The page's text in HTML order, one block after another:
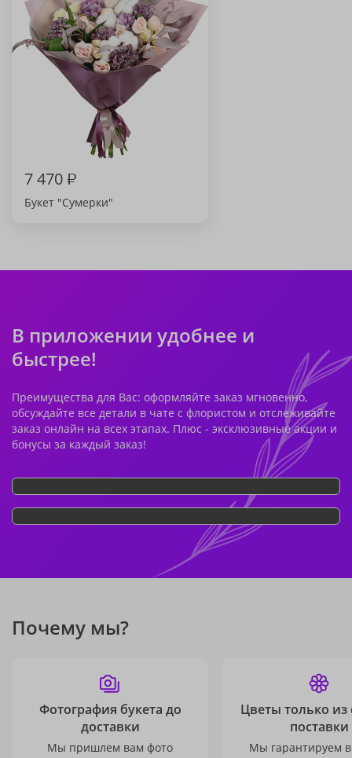
7 470₽
Букет "Сумерки"
В приложении удобнее и
быстрее!
Преимущества для Вас: оформляйте заказ мгновенно,
обсуждайте все детали в чате с флористом и отслеживайте
заказ онлайн на всех этапах. Плюс - эксклюзивные акции и
бонусы за каждый заказ!
Почему мы?
Фотография букета до
доставки
Мы пришлем вам фото
Цветы только из
поставки
Мы гарантируем